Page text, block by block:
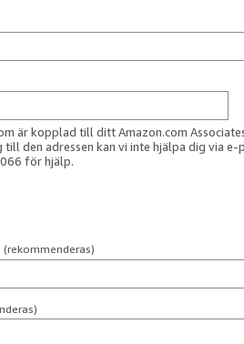
är kopplad till ditt Amazon.com
den adressen kan vi inte hjälpa dig via e-
för hjälp.
(rekommenderas)